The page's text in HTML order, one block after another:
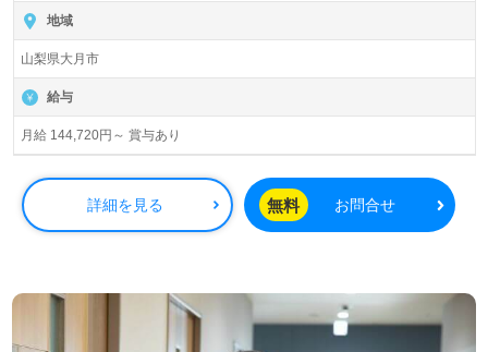
地域
山梨県大月市
給与
月給 144,720円～ 賞与あり
詳細を見る 無料 お問合せ